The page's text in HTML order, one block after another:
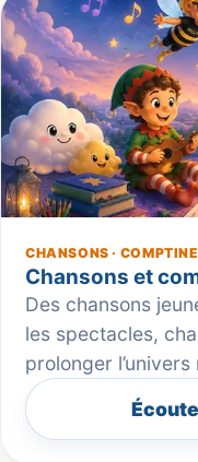
CHANSONS ·
Chansons et
Des chansons
les spectacles,
prolonger l’univers